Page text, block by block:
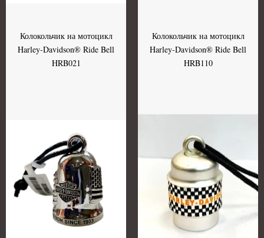
Колокольчик на мотоцикл
Harley-Davidson® Ride Bell
HRB021
Колокольчик на мотоцикл
Harley-Davidson® Ride Bell
HRB110